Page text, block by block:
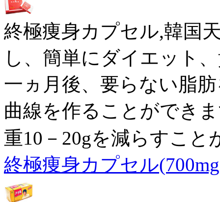
終極痩身カプセル,韓国
し、簡単にダイエット
一ヵ月後、要らない脂
曲線を作ることができ
重10－20gを減らすこ
終極痩身カプセル